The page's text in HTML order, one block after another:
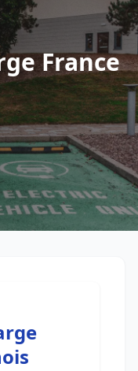
des métiers
proposé parViteUnDevis.com-Vous
France